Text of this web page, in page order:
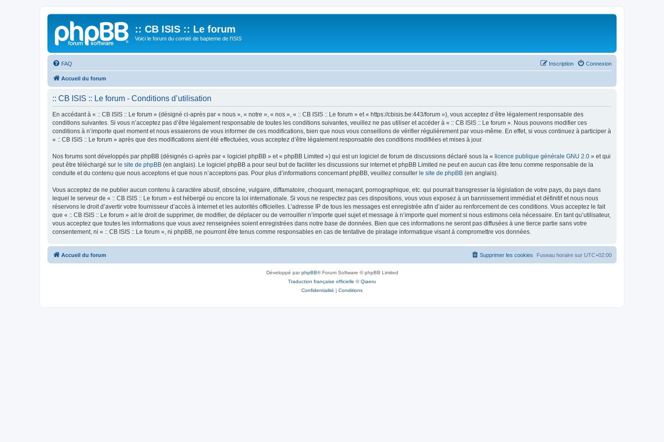
:: CB ISIS :: Le forum
Voici le forum du comité de bapteme de l'ISIS
FAQ Connexion
Inscription
Accueil du forum
:: CB ISIS :: Le forum - Conditions d’utilisation
En accédant à « :: CB ISIS :: Le forum » (désigné ci-après par « nous », « notre », « nos », « :: CB ISIS :: Le forum » et « https://cbisis.be:443/forum »), vous acceptez d’être légalement responsable des
conditions suivantes. Si vous n’acceptez pas d’être légalement responsable de toutes les conditions suivantes, veuillez ne pas utiliser et accéder à « :: CB ISIS :: Le forum ». Nous pouvons modifier ces
conditions à n’importe quel moment et nous essaierons de vous informer de ces modifications, bien que nous vous conseillons de vérifier régulièrement par vous-même. En effet, si vous continuez à participer à
« :: CB ISIS :: Le forum » après que des modifications aient été effectuées, vous acceptez d’être légalement responsable des conditions modifiées et mises à jour.
Nos forums sont développés par phpBB (désignés ci-après par « logiciel phpBB » et « phpBB Limited ») qui est un logiciel de forum de discussions déclaré sous la « licence publique générale GNU 2.0 » et qui
peut être téléchargé sur le site de phpBB (en anglais). Le logiciel phpBB a pour seul but de faciliter les discussions sur internet et phpBB Limited ne peut en aucun cas être tenu comme responsable de la
conduite et du contenu que nous acceptons et que nous n’acceptons pas. Pour plus d’informations concernant phpBB, veuillez consulter le site de phpBB (en anglais).
Vous acceptez de ne publier aucun contenu à caractère abusif, obscène, vulgaire, diffamatoire, choquant, menaçant, pornographique, etc. qui pourrait transgresser la législation de votre pays, du pays dans
lequel le serveur de « :: CB ISIS :: Le forum » est hébergé ou encore la loi internationale. Si vous ne respectez pas ces dispositions, vous vous exposez à un bannissement immédiat et définitif et nous nous
réservons le droit d’avertir votre fournisseur d’accès à internet et les autorités officielles. L’adresse IP de tous les messages est enregistrée afin d’aider au renforcement de ces conditions. Vous acceptez le fait
que « :: CB ISIS :: Le forum » ait le droit de supprimer, de modifier, de déplacer ou de verrouiller n’importe quel sujet et message à n’importe quel moment si nous estimons cela nécessaire. En tant qu’utilisateur,
vous acceptez que toutes les informations que vous avez renseignées soient enregistrées dans notre base de données. Bien que ces informations ne seront pas diffusées à une tierce partie sans votre
consentement, ni « :: CB ISIS :: Le forum », ni phpBB, ne pourront être tenus comme responsables en cas de tentative de piratage informatique visant à compromettre vos données.
Accueil du forum Fuseau horaire sur UTC+02:00
Supprimer les cookies
Développé parphpBB® Forum Software © phpBB Limited
Traduction française officielle ©Qiaeru
Confidentialité | Conditions